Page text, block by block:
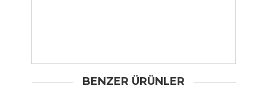
BENZER ÜRÜNLER